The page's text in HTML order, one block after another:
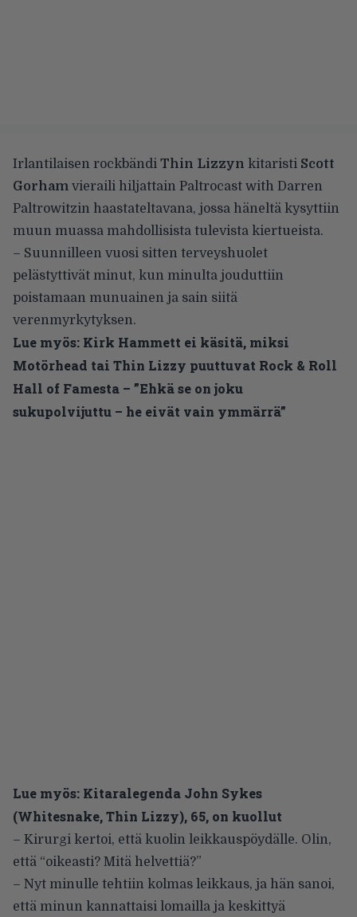
Irlantilaisen rockbändi Thin Lizzyn kitaristi Scott
Gorham vieraili hiljattain Paltrocast with Darren
Paltrowitzin haastateltavana, jossa häneltä kysyttiin
muun muassa mahdollisista tulevista kiertueista.
– Suunnilleen vuosi sitten terveyshuolet
pelästyttivät minut, kun minulta jouduttiin
poistamaan munuainen ja sain siitä
verenmyrkytyksen.
Lue myös: Kirk Hammett ei käsitä, miksi
Motörhead tai Thin Lizzy puuttuvat Rock & Roll
Hall of Famesta – ”Ehkä se on joku
sukupolvijuttu – he eivät vain ymmärrä”
Lue myös: Kitaralegenda John Sykes
(Whitesnake, Thin Lizzy), 65, on kuollut
– Kirurgi kertoi, että kuolin leikkauspöydälle. Olin,
että “oikeasti? Mitä helvettiä?”
– Nyt minulle tehtiin kolmas leikkaus, ja hän sanoi,
että minun kannattaisi lomailla ja keskittyä